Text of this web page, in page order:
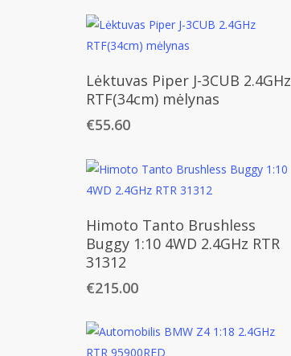
Daugiau
Lėktuvas Piper J-3CUB 2.4GHz
RTF(34cm) mėlynas
€55.60
Daugiau
Himoto Tanto Brushless
Buggy 1:10 4WD 2.4GHz RTR
31312
€215.00